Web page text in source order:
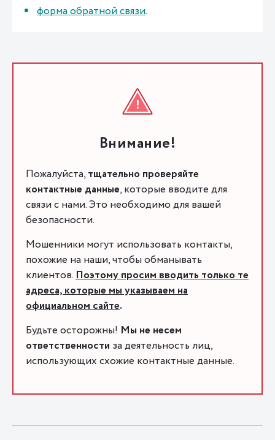
форма обратной связи.
Внимание!
Пожалуйста, тщательно проверяйте
контактные данные, которые вводите для
связи с нами. Это необходимо для вашей
безопасности.
Мошенники могут использовать контакты,
похожие на наши, чтобы обманывать
клиентов.Поэтому просим вводить только те
адреса, которые мы указываем на
официальном сайте.
Будьте осторожны! Мы не несем
ответственности за деятельность лиц,
использующих схожие контактные данные.